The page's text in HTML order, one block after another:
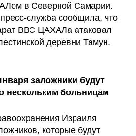
в Северной Самарии.
служба сообщила, что
ВВС ЦАХАЛа атаковал
деревни Тамун.
заложники будут
нескольким больницам
Израиля
которые будут